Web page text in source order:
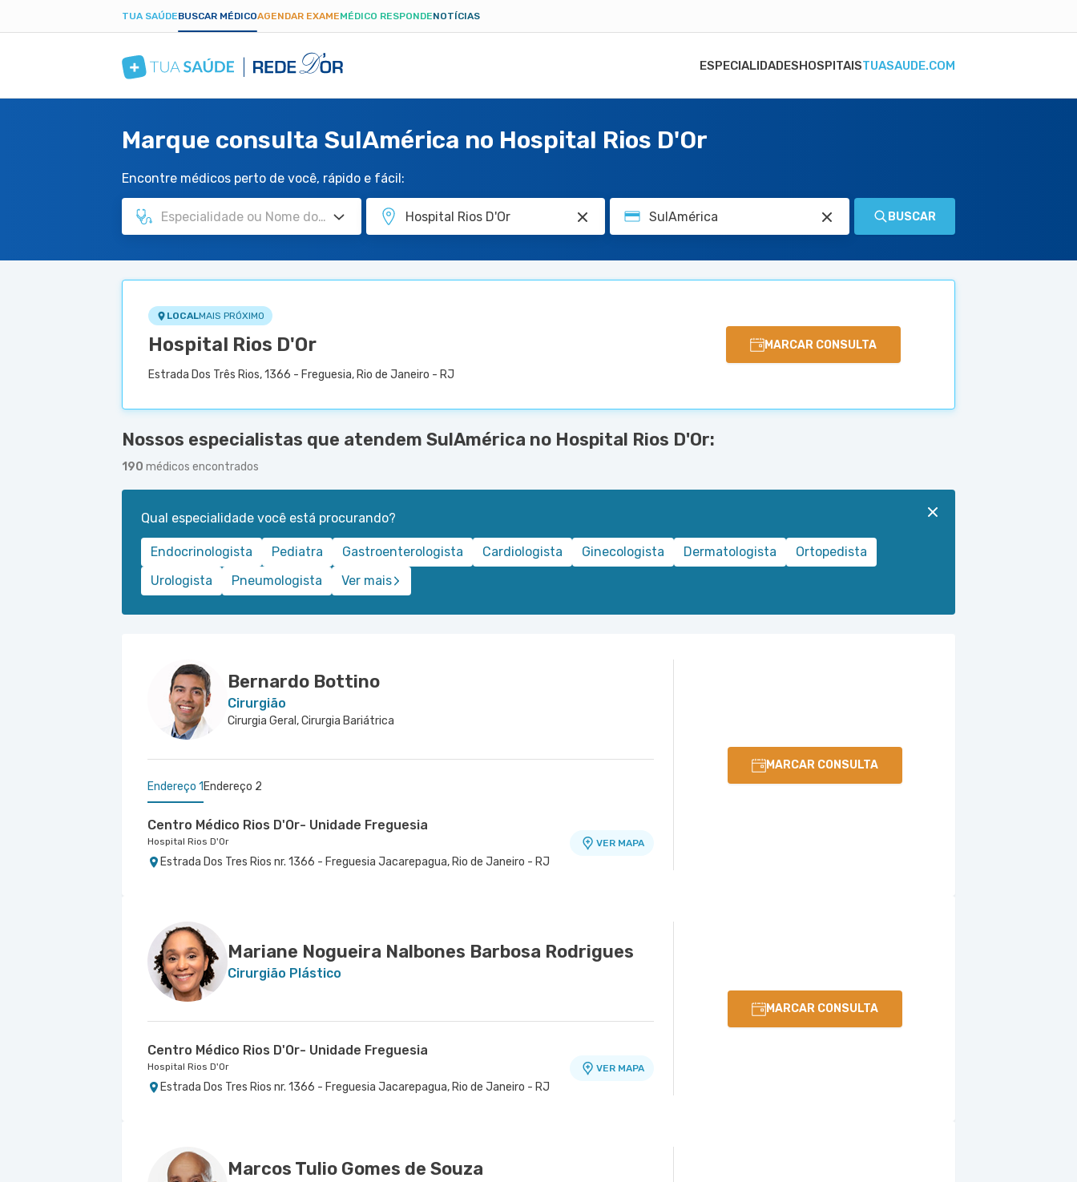
TUA SAÚDEBUSCAR MÉDICOAGENDAR EXAMEMÉDICO RESPONDENOTÍCIAS
ESPECIALIDADESHOSPITAISTUASAUDE.COM
Marque consulta SulAmérica no Hospital Rios D'Or
Encontre médicos perto de você, rápido e fácil:
BUSCAR
LOCALMAIS PRÓXIMO
Hospital Rios D'Or
Estrada Dos Três Rios, 1366 - Freguesia, Rio de Janeiro - RJ
MARCAR CONSULTA
Nossos especialistas que atendem SulAmérica no Hospital Rios D'Or:
190 médicos encontrados
Qual especialidade você está procurando?
Endocrinologista Pediatra Gastroenterologista Cardiologista Ginecologista Dermatologista
Ortopedista
Urologista
Pneumologista Ver mais
Bernardo Bottino
Cirurgião
Cirurgia Geral, Cirurgia Bariátrica
MARCAR CONSULTA
Endereço 1 Endereço 2
Centro Médico Rios D'Or- Unidade Freguesia
Hospital Rios D'Or
Estrada Dos Tres Rios nr. 1366 - Freguesia Jacarepagua, Rio de Janeiro - RJ
VER MAPA
Mariane Nogueira Nalbones Barbosa Rodrigues
Cirurgião Plástico
MARCAR CONSULTA
Centro Médico Rios D'Or- Unidade Freguesia
Hospital Rios D'Or
Estrada Dos Tres Rios nr. 1366 - Freguesia Jacarepagua, Rio de Janeiro - RJ
VER MAPA
Marcos Tulio Gomes de Souza